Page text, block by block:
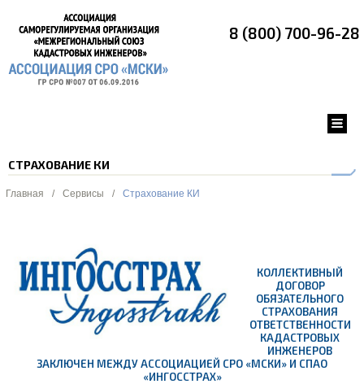
8 (800) 700-96-28
СТРАХОВАНИЕ КИ
Главная / Сервисы / Страхование КИ
КОЛЛЕКТИВНЫЙ
ДОГОВОР
ОБЯЗАТЕЛЬНОГО
СТРАХОВАНИЯ
ОТВЕТСТВЕННОСТИ
КАДАСТРОВЫХ
ИНЖЕНЕРОВ
ЗАКЛЮЧЕН МЕЖДУ АССОЦИАЦИЕЙ СРО «МСКИ» И СПАО
«ИНГОССТРАХ»